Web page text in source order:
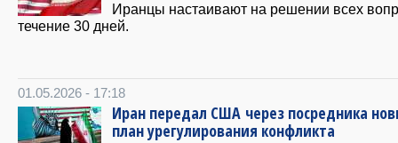
Иранцы настаивают на решении всех
течение 30 дней.
01.05.2026 - 17:18
Иран передал США через посредника
план урегулирования конфликта